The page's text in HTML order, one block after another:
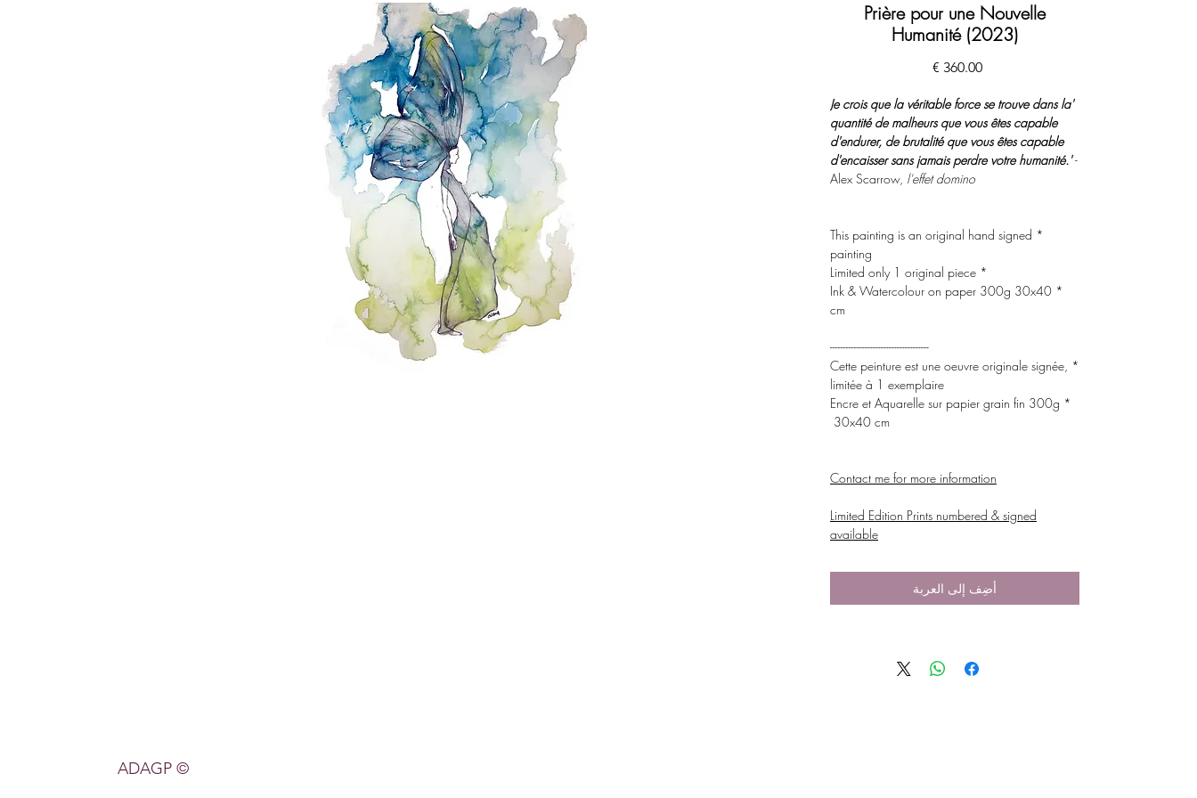
Prière pour une Nouvelle
Humanité (2023)
‏360.00 € السعر
'Je crois que la véritable force se trouve dans la
quantité de malheurs que vous êtes capable
d'endurer, de brutalité que vous êtes capable
d'encaisser sans jamais perdre votre humanité.'-
Alex Scarrow, l'effet domino
* This painting is an original hand signed
painting
* Limited only 1 original piece
* Ink & Watercolour on paper 300g 30x40
cm
-------------------------------------
* Cette peinture est une oeuvre originale signée,
limitée à 1 exemplaire
* Encre et Aquarelle sur papier grain fin 300g
30x40 cm
Contact me for more information
Limited Edition Prints numbered & signed
available
أضِف إلى العربة
© ADAGP